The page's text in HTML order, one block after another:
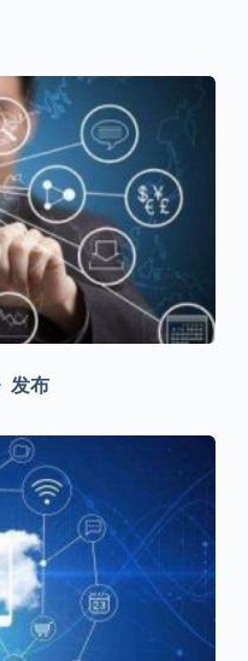
发布